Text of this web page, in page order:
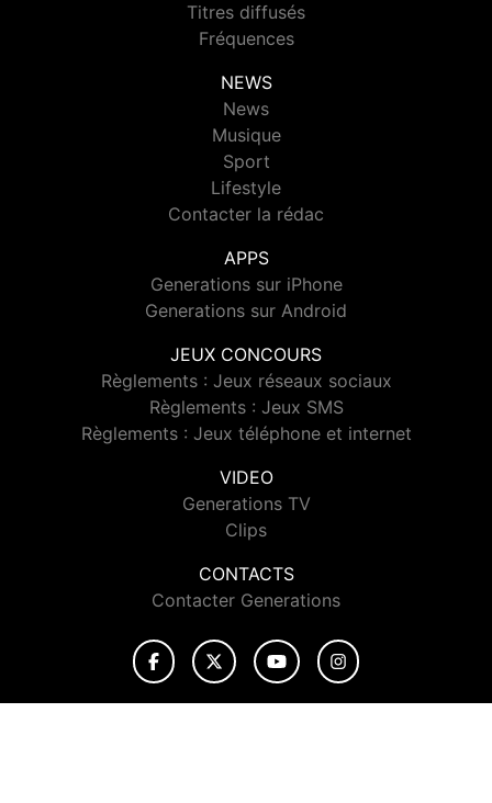
Titres diffusés
Fréquences
NEWS
News
Musique
Sport
Lifestyle
Contacter la rédac
APPS
Generations sur iPhone
Generations sur Android
JEUX CONCOURS
Règlements : Jeux réseaux sociaux
Règlements : Jeux SMS
Règlements : Jeux téléphone et internet
VIDEO
Generations TV
Clips
CONTACTS
Contacter Generations